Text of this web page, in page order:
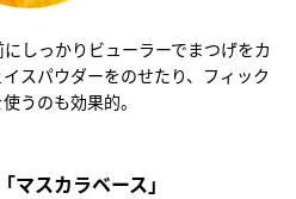
しっかりビューラーでまつげをカ
スパウダーをのせたり、フィック
うのも効果的。
スカラベース」